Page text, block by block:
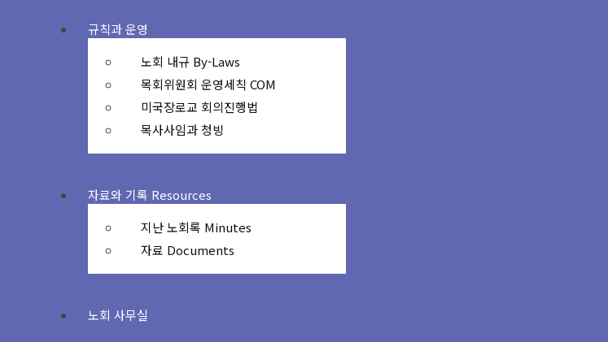
규칙과 운영
노회 내규 By-Laws
목회위원회 운영세칙 COM
미국장로교 회의진행법
목사사임과 청빙
자료와 기록 Resources
지난 노회록 Minutes
자료 Documents
노회 사무실